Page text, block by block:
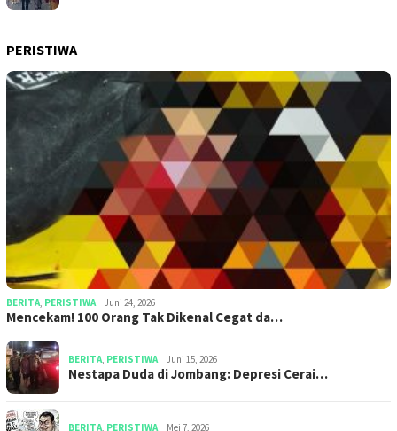
PERISTIWA
BERITA, PERISTIWA Juni 24, 2026
Mencekam! 100 Orang Tak Dikenal Cegat da…
BERITA, PERISTIWA Juni 15, 2026
​​Nestapa Duda di Jombang: Depresi Cerai…
BERITA, PERISTIWA Mei 7, 2026